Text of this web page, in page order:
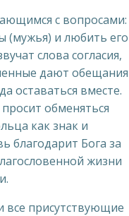
с вопросами:
(мужья) и любить его
слова согласия,
дают обещания
оставаться вместе.
обменяться
как знак и
благодарит Бога за
жизни
присутствующие